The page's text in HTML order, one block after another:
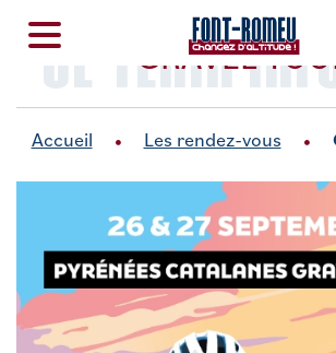
SE TENIR
GRAVEL
Accueil Les rendez-vous